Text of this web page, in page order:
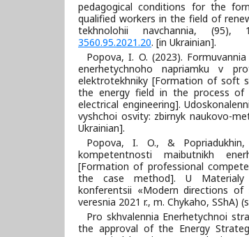
pedagogical conditions for the
qualified workers in the field of
tekhnolohii navchannia, (95),
3560.95.2021.20. [in Ukrainian].
Popova, I. O. (2023).
enerhetychnoho napriamku v
elektrotekhniky [Formation of soft
the energy field in the process
electrical engineering].
vyshchoi osvity: zbirnyk naukovo-
Ukrainian].
Popova, I. O., &
kompetentnosti maibutnikh
[Formation of professional
the case method]. U Materialy
konferentsii «Modern directions of
veresnia 2021 r., m. Chykaho, SShA)
Pro skhvalennia Enerhetychnoi
the approval of the Energy